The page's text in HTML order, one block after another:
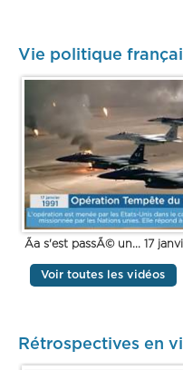
Vie politique
Ãa s'est passÃ© un... 17
Voir toutes les vidéos
Rétrospectives en